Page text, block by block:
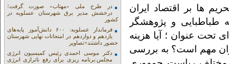
ها بر اقتصاد ایران
طباطبایی و پژوهشگر
تحت عنوان ؛ آیا هزینه
مهم است؟ به بررسی
در طرح ملی «مهتاب» صورت گرفت؛
درخشش مدیر برق شهرستان عسلویه در
کشور
فرماندار عسلویه: ۶۰۰ دانش‌آموز پایه‌های
یازدهم و دوازدهم در امتحانات نهایی شهرستان
حضور داشتند+تصاویر
دکتر موسی احمدی رئیس کمیسیون انرژی
مجلس:برنامه ریزی برای رفع ناترازی انرژی